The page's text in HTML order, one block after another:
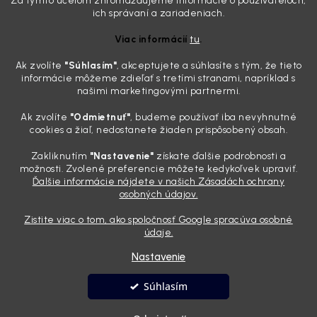
ich správaní a zariadeniach.
Viac informáciítu.
Ak zvolíte "Súhlasím", akceptujete a súhlasíte s tým, že tieto
informácie môžeme zdieľať s tretími stranami, napríklad s
našimi marketingovými partnermi.
Ak zvolíte "Odmietnuť", budeme používať iba nevyhnutné
cookies a žiaľ, nedostanete žiaden prispôsobený obsah.
Zakliknutím "Nastavenie" získate ďalšie podrobnosti a
možnosti. Zvolené preferencie môžete kedykoľvek upraviť.
Ďalšie informácie nájdete v našich Zásadách ochrany
osobných údajov.
Zistite viac o tom, ako spoločnosť Google spracúva osobné
údaje.
Nastavenie
Súhlasím
Zabudnite na handru. Ak chcete mať auto naozaj čisté,
Poznáte ten moment. Vonku svieti slnko, vy sedíte v čerstvo
„upratanom“ aute, no pri pohľade na palubnú dosku vás ide poraziť. V
mriežkach ventilácie, okolo tlačidiel a v švíkoch sedačiek na vás stále
drzo pozerá prach. Handra ani vysávač tam jednodu...
Detailing nemusí stáť výplatu: 5 kúskov autokozmetiky,
31.7.2026
Sobotné ráno, káva v ruke a pred vami zaprášená kapota. Pre
niekoho nuda, pre nás najlepší relax. Lenže keď si v košíku spočítate
pokaziť náladu. Dobrá správa je, že aj profi výbava ...
Vytvoril Shoptet